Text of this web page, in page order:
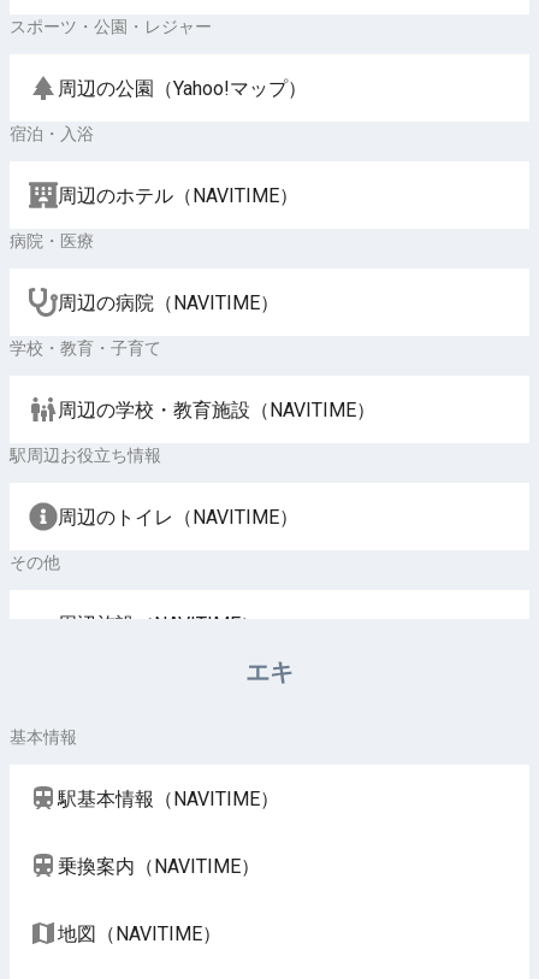
スポーツ・公園・レジャー
周辺の公園（Yahoo!マップ）
宿泊・入浴
周辺のホテル（NAVITIME）
病院・医療
周辺の病院（NAVITIME）
学校・教育・子育て
周辺の学校・教育施設（NAVITIME）
駅周辺お役立ち情報
周辺のトイレ（NAVITIME）
その他
周辺施設（NAVITIME）
エキ
基本情報
駅基本情報（NAVITIME）
乗換案内（NAVITIME）
地図（NAVITIME）